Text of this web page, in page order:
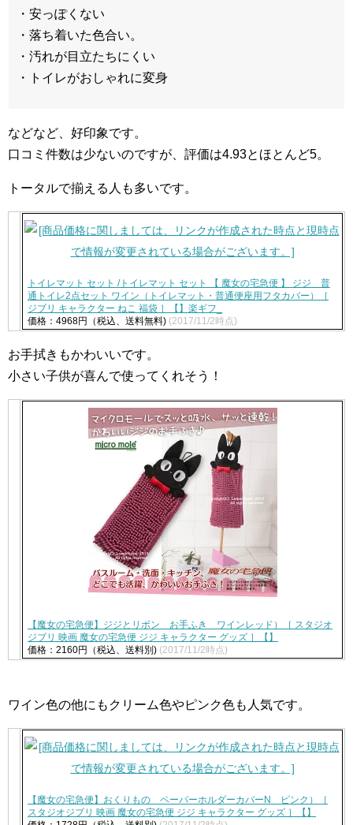
・安っぽくない
・落ち着いた色合い。
・汚れが目立たちにくい
・トイレがおしゃれに変身
などなど、好印象です。
口コミ件数は少ないのですが、評価は4.93とほとんど5。
トータルで揃える人も多いです。
トイレマット セット /トイレマット セット 【 魔女の宅急便 】 ジジ 普
通トイレ2点セット ワイン（トイレマット・普通便座用フタカバー）［
ジブリ キャラクター ねこ 福袋 ］【】楽ギフ_
価格：4968円（税込、送料無料) (2017/11/2時点)
お手拭きもかわいいです。
小さい子供が喜んで使ってくれそう！
【魔女の宅急便】ジジとリボン お手ふき ワインレッド）［ スタジオ
ジブリ 映画 魔女の宅急便 ジジ キャラクター グッズ ］【】
価格：2160円（税込、送料別) (2017/11/2時点)
ワイン色の他にもクリーム色やピンク色も人気です。
【魔女の宅急便】おくりもの ペーパーホルダーカバーN ピンク）［
スタジオジブリ 映画 魔女の宅急便 ジジ キャラクター グッズ ］【】